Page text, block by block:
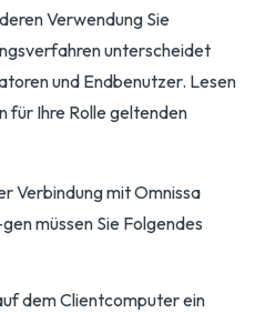
Verwendung Sie
unterscheidet
und Endbenutzer. Lesen
für Ihre Rolle geltenden
Verbindung mit Omnissa
müssen Sie Folgendes
dem Clientcomputer ein